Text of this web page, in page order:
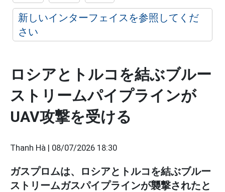
新しいインターフェイスを参照してくだ
さい
ロシアとトルコを結ぶブルー
ストリームパイプラインが
UAV攻撃を受ける
Thanh Hà | 08/07/2026 18:30
ガスプロムは、ロシアとトルコを結ぶブルー
ストリームガスパイプラインが襲撃されたと